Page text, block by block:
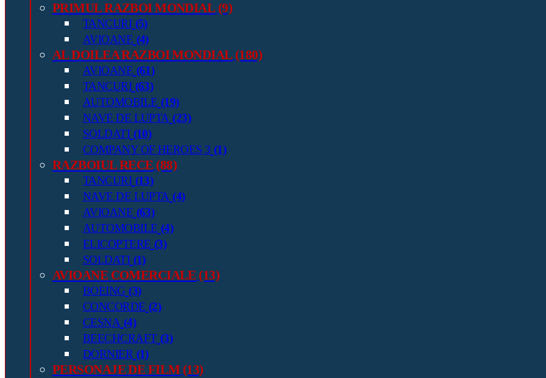
PRIMUL RAZBOI MONDIAL (9)
TANCURI (5)
AVIOANE (4)
AL DOILEA RAZBOI MONDIAL (180)
AVIOANE (61)
TANCURI (63)
AUTOMOBILE (19)
NAVE DE LUPTA (23)
SOLDATI (10)
COMPANY OF HEROES 3 (1)
RAZBOIUL RECE (88)
TANCURI (13)
NAVE DE LUPTA (4)
AVIOANE (63)
AUTOMOBILE (4)
ELICOPTERE (3)
SOLDATI (1)
AVIOANE COMERCIALE (13)
BOEING (3)
CONCORDE (2)
CESNA (4)
BEECHCRAFT (3)
DORNIER (1)
PERSONAJE DE FILM (13)